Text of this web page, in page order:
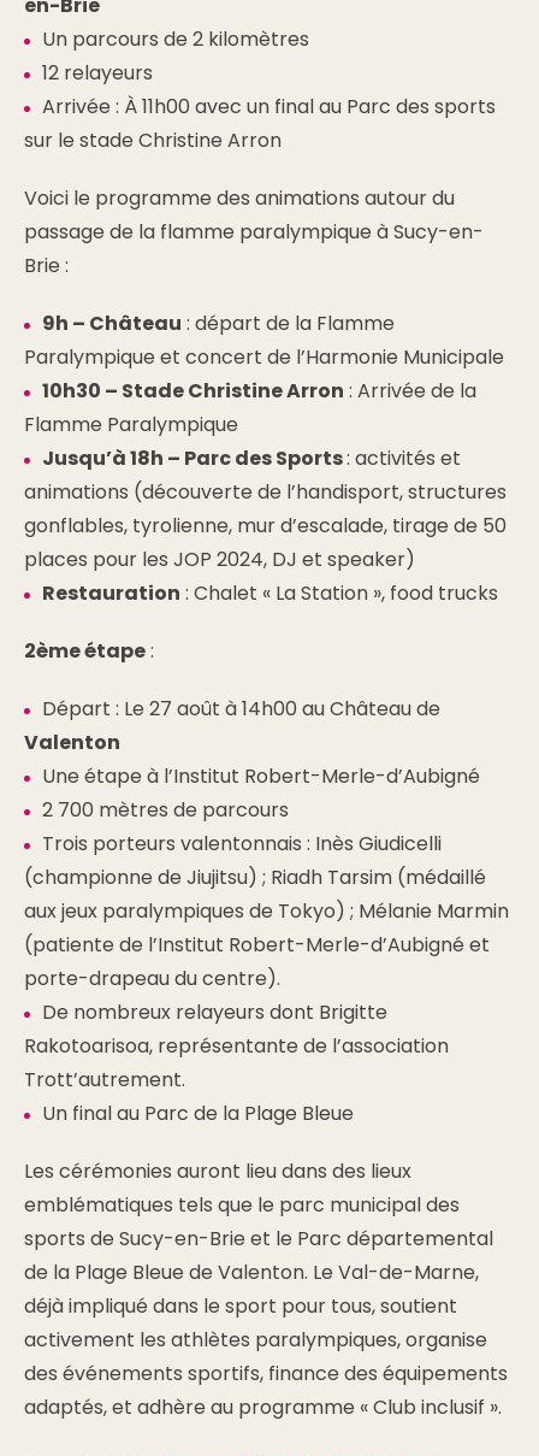
en-Brie
Un parcours de 2 kilomètres
12 relayeurs
Arrivée : À 11h00 avec un final au Parc des sports
sur le stade Christine Arron
Voici le programme des animations autour du
passage de la flamme paralympique à Sucy-en-
Brie :
9h – Château : départ de la Flamme
Paralympique et concert de l’Harmonie Municipale
10h30 – Stade Christine Arron : Arrivée de la
Flamme Paralympique
Jusqu’à 18h – Parc des Sports: activités et
animations (découverte de l’handisport, structures
gonflables, tyrolienne, mur d’escalade, tirage de 50
places pour les JOP 2024, DJ et speaker)
Restauration : Chalet « La Station », food trucks
2ème étape:
Départ : Le 27 août à 14h00 au Château de
Valenton
Une étape à l’Institut Robert-Merle-d’Aubigné
2 700 mètres de parcours
Trois porteurs valentonnais : Inès Giudicelli
(championne de Jiujitsu) ; Riadh Tarsim (médaillé
aux jeux paralympiques de Tokyo) ; Mélanie Marmin
(patiente de l’Institut Robert-Merle-d’Aubigné et
porte-drapeau du centre).
De nombreux relayeurs dont Brigitte
Rakotoarisoa, représentante de l’association
Trott’autrement.
Un final au Parc de la Plage Bleue
Les cérémonies auront lieu dans des lieux
emblématiques tels que le parc municipal des
sports de Sucy-en-Brie et le Parc départemental
de la Plage Bleue de Valenton. Le Val-de-Marne,
déjà impliqué dans le sport pour tous, soutient
activement les athlètes paralympiques, organise
des événements sportifs, finance des équipements
adaptés, et adhère au programme « Club inclusif ».